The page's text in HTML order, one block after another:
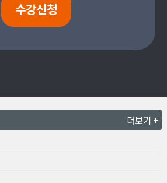
수강신청
더보기 +